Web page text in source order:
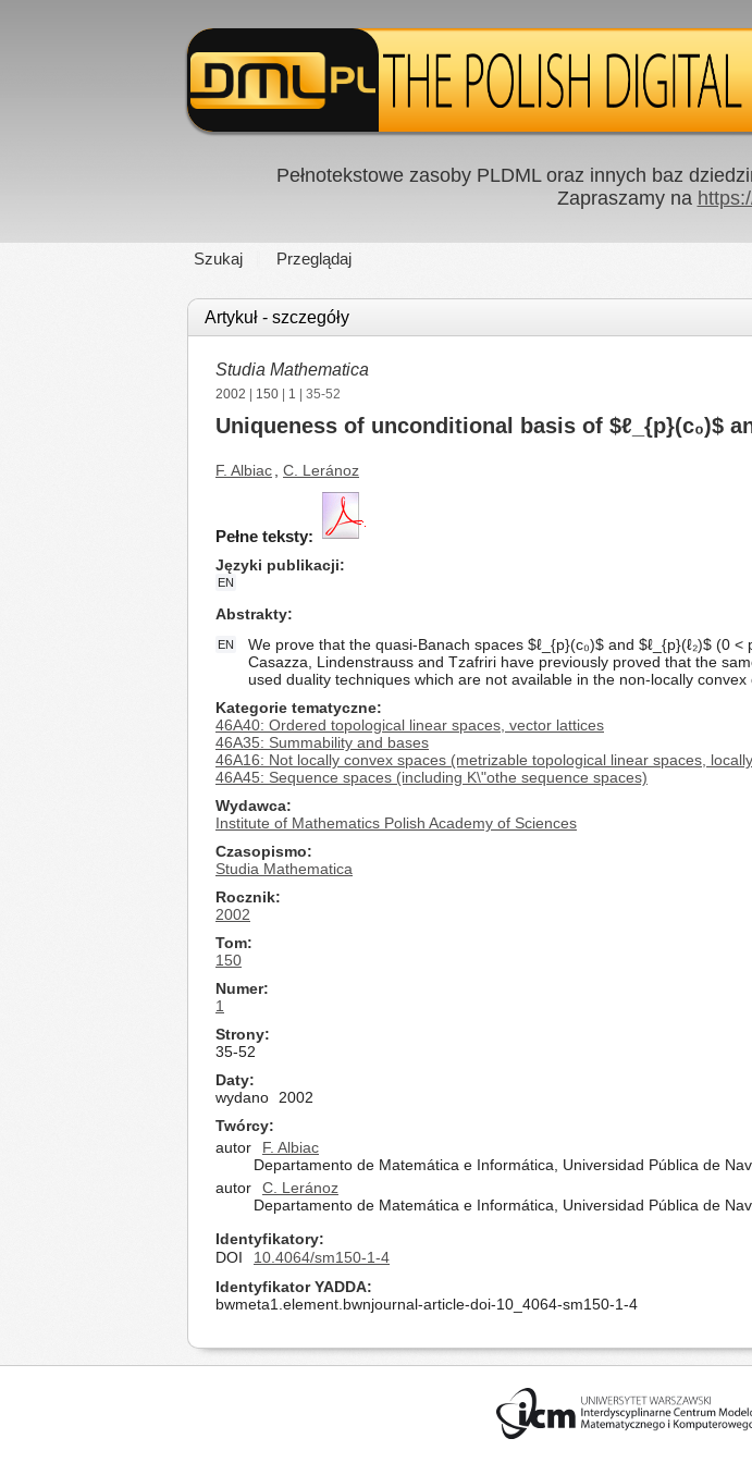
Pełnotekstowe zasoby PLDML oraz innych baz
Zapraszamy na
Szukaj Przeglądaj
Artykuł - szczegóły
Studia Mathematica
2002 150 1 | 35-52
Uniqueness of unconditional basis of $ℓ_{p}(c₀)$
F. Albiac C. Leránoz
Pełne teksty:
Języki publikacji
EN
Abstrakty
EN
We prove that the quasi-Banach spaces $ℓ_{p}(c₀)$ and $ℓ_{p}(ℓ₂)$ (0
Casazza, Lindenstrauss and Tzafriri have previously proved that the
used duality techniques which are not available in the non-locally convex
Kategorie tematyczne
46A40: Ordered topological linear spaces, vector lattices
46A35: Summability and bases
46A16: Not locally convex spaces (metrizable topological linear spaces,
46A45: Sequence spaces (including K\"othe sequence spaces)
Wydawca
Institute of Mathematics Polish Academy of Sciences
Czasopismo
Studia Mathematica
Rocznik
2002
Tom
150
Numer
1
Strony
35-52
Daty
wydano
2002
Twórcy
autor
F. Albiac
Departamento de Matemática e Informática, Universidad Pública de
autor
C. Leránoz
Departamento de Matemática e Informática, Universidad Pública de
Identyfikatory
DOI
10.4064/sm150-1-4
Identyfikator YADDA
bwmeta1.element.bwnjournal-article-doi-10_4064-sm150-1-4